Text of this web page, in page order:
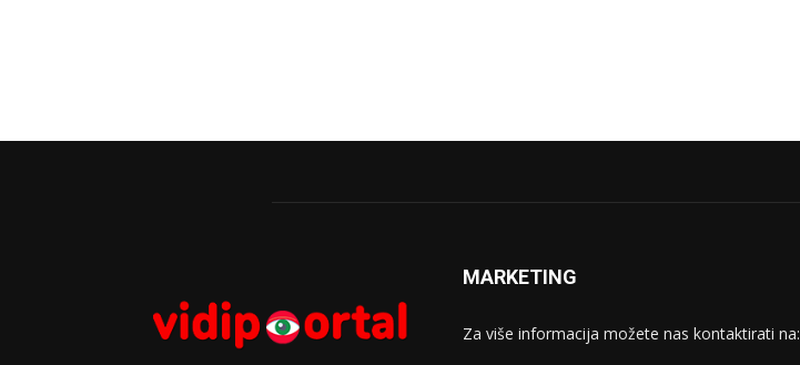
MARKETING
Za više informacija možete nas kontaktirati na: